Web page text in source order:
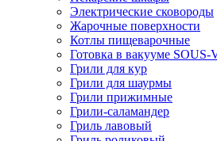
Электрические сковороды
Жарочные поверхности
Котлы пищеварочные
Готовка в вакууме
Грили для кур
Грили для шаурмы
Грили прижимные
Грили-саламандер
Гриль лавовый